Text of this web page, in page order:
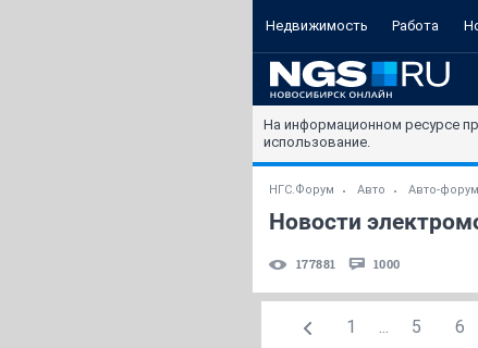
Недвижимость Работа
На информационном ресурсе
использование.
НГС.Форум Авто Авто-форум
Новости
177881 1000
1 ... 5 6